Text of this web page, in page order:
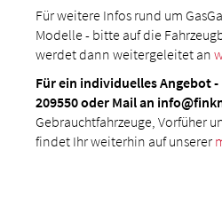
Für weitere Infos rund um
Modelle - bitte auf die
werdet dann weitergeleitet an
Für ein individuelles Angebot
209550 oder Mail an
Gebrauchtfahrzeuge, Vorfüher
findet Ihr weiterhin auf unserer